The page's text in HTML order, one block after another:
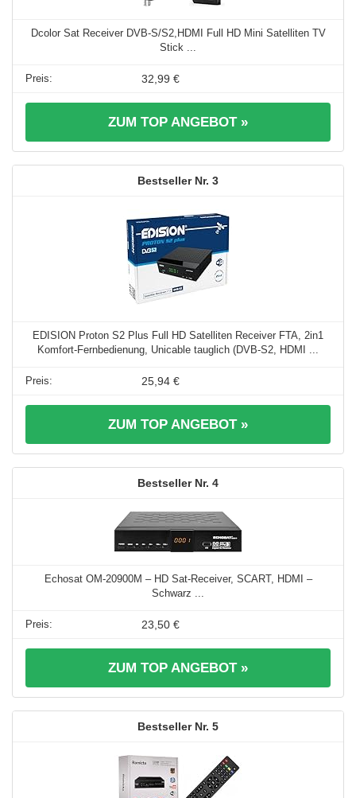
Dcolor Sat Receiver DVB-S/S2,HDMI Full HD Mini Satelliten TV
Stick ...
32,99 €
ZUM TOP ANGEBOT »
3
EDISION Proton S2 Plus Full HD Satelliten Receiver FTA, 2in1
Komfort-Fernbedienung, Unicable tauglich (DVB-S2, HDMI ...
25,94 €
ZUM TOP ANGEBOT »
4
Echosat OM-20900M – HD Sat-Receiver, SCART, HDMI –
Schwarz ...
23,50 €
ZUM TOP ANGEBOT »
5